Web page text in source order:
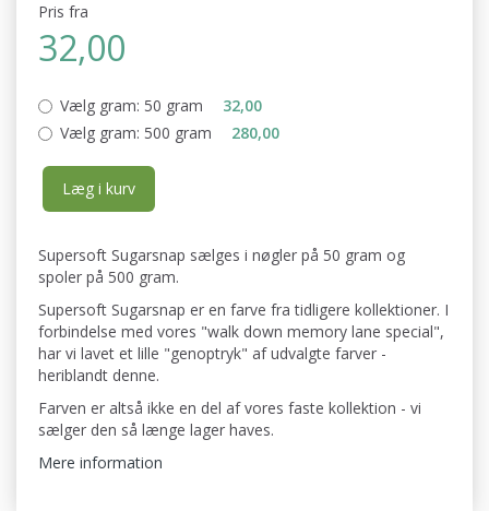
Pris fra
32,00
Vælg gram: 50 gram
32,00
Vælg gram: 500 gram 280,00
Læg i kurv
Supersoft Sugarsnap sælges i nøgler på 50 gram og
spoler på 500 gram.
Supersoft Sugarsnap er en farve fra tidligere kollektioner. I
forbindelse med vores "walk down memory lane special",
har vi lavet et lille "genoptryk" af udvalgte farver -
heriblandt denne.
Farven er altså ikke en del af vores faste kollektion - vi
sælger den så længe lager haves.
Mere information